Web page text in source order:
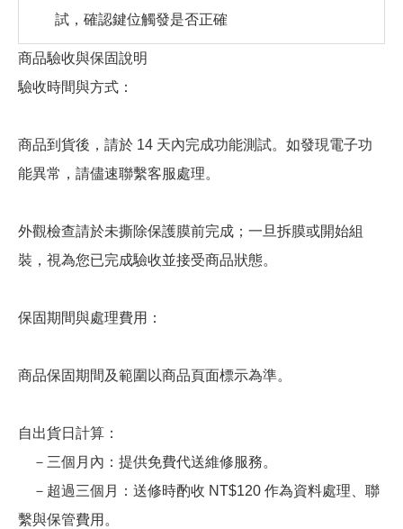
試，確認鍵位觸發是否正確
商品驗收與保固說明
驗收時間與方式：
商品到貨後，請於 14 天內完成功能測試。如發現電子功
能異常，請儘速聯繫客服處理。
外觀檢查請於未撕除保護膜前完成；一旦拆膜或開始組
裝，視為您已完成驗收並接受商品狀態。
保固期間與處理費用：
商品保固期間及範圍以商品頁面標示為準。
自出貨日計算：
－三個月內：提供免費代送維修服務。
－超過三個月：送修時酌收 NT$120 作為資料處理、聯
繫與保管費用。